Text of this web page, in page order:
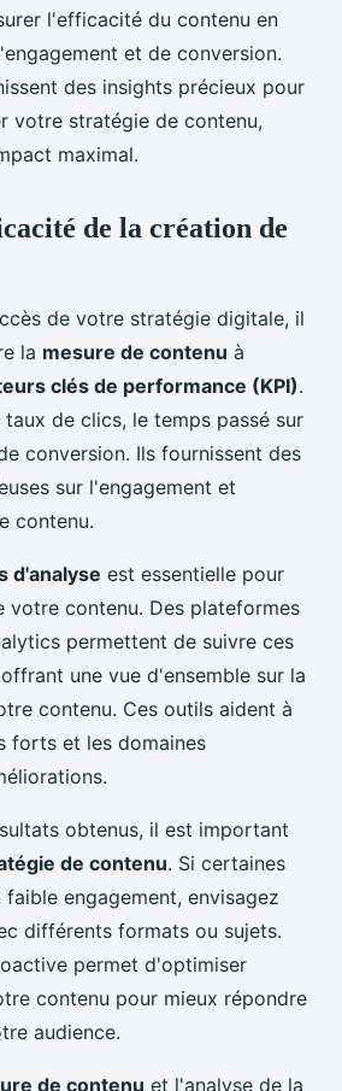
l'efficacité du contenu en
et de conversion.
des insights précieux pour
votre stratégie de contenu,
maximal.
de la création de
de votre stratégie digitale, il
la mesure de contenu à
clés de performance (KPI).
taux de clics, le temps passé sur
conversion. Ils fournissent des
sur l'engagement et
contenu.
d'analyse est essentielle pour
votre contenu. Des plateformes
permettent de suivre ces
une vue d'ensemble sur la
contenu. Ces outils aident à
forts et les domaines
obtenus, il est important
de contenu. Si certaines
engagement, envisagez
différents formats ou sujets.
permet d'optimiser
contenu pour mieux répondre
audience.
de contenu et l'analyse de la